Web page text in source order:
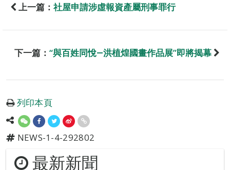
上一篇： 社屋申請涉虛報資產屬刑事罪行
下一篇： “與百姓同悅―洪植煌國畫作品展”即將揭幕
列印本頁
NEWS-1-4-292802
最新新聞